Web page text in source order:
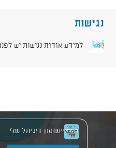
נגישות
למידע אודות נגישות יש
יישומון דיגיתל שלי